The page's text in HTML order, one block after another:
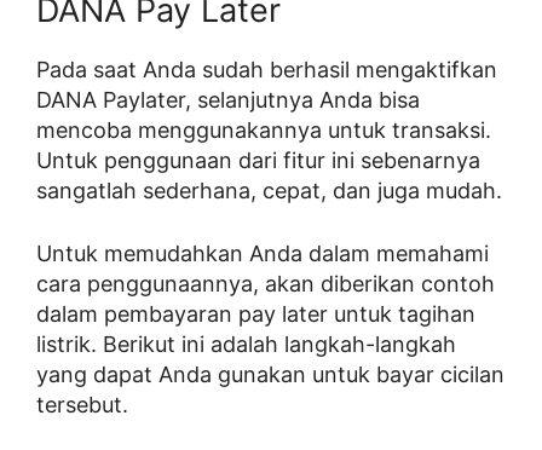
DANA Pay Later
Pada saat Anda sudah berhasil mengaktifkan
DANA Paylater, selanjutnya Anda bisa
mencoba menggunakannya untuk transaksi.
Untuk penggunaan dari fitur ini sebenarnya
sangatlah sederhana, cepat, dan juga mudah.
Untuk memudahkan Anda dalam memahami
cara penggunaannya, akan diberikan contoh
dalam pembayaran pay later untuk tagihan
listrik. Berikut ini adalah langkah-langkah
yang dapat Anda gunakan untuk bayar cicilan
tersebut.